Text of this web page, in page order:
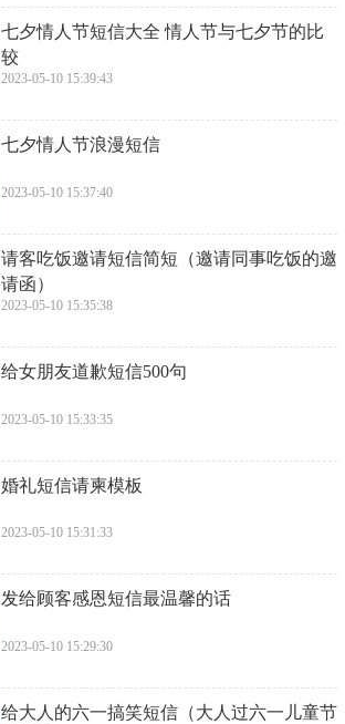
​七夕情人节短信大全 情人节与七夕节的比
较
2023-05-10 15:39:43
​七夕情人节浪漫短信
2023-05-10 15:37:40
​请客吃饭邀请短信简短（邀请同事吃饭的邀
请函）
2023-05-10 15:35:38
​给女朋友道歉短信500句
2023-05-10 15:33:35
​婚礼短信请柬模板
2023-05-10 15:31:33
​发给顾客感恩短信最温馨的话
2023-05-10 15:29:30
​给大人的六一搞笑短信（大人过六一儿童节